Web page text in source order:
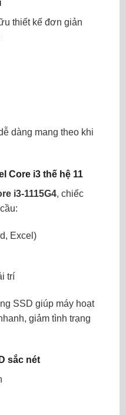
thiết kế đơn giản
dàng mang theo khi
Core i3 thế hệ 11
i3-1115G4, chiếc
Excel)
trí
SSD giúp máy hoạt
giảm tình trạng
sắc nét